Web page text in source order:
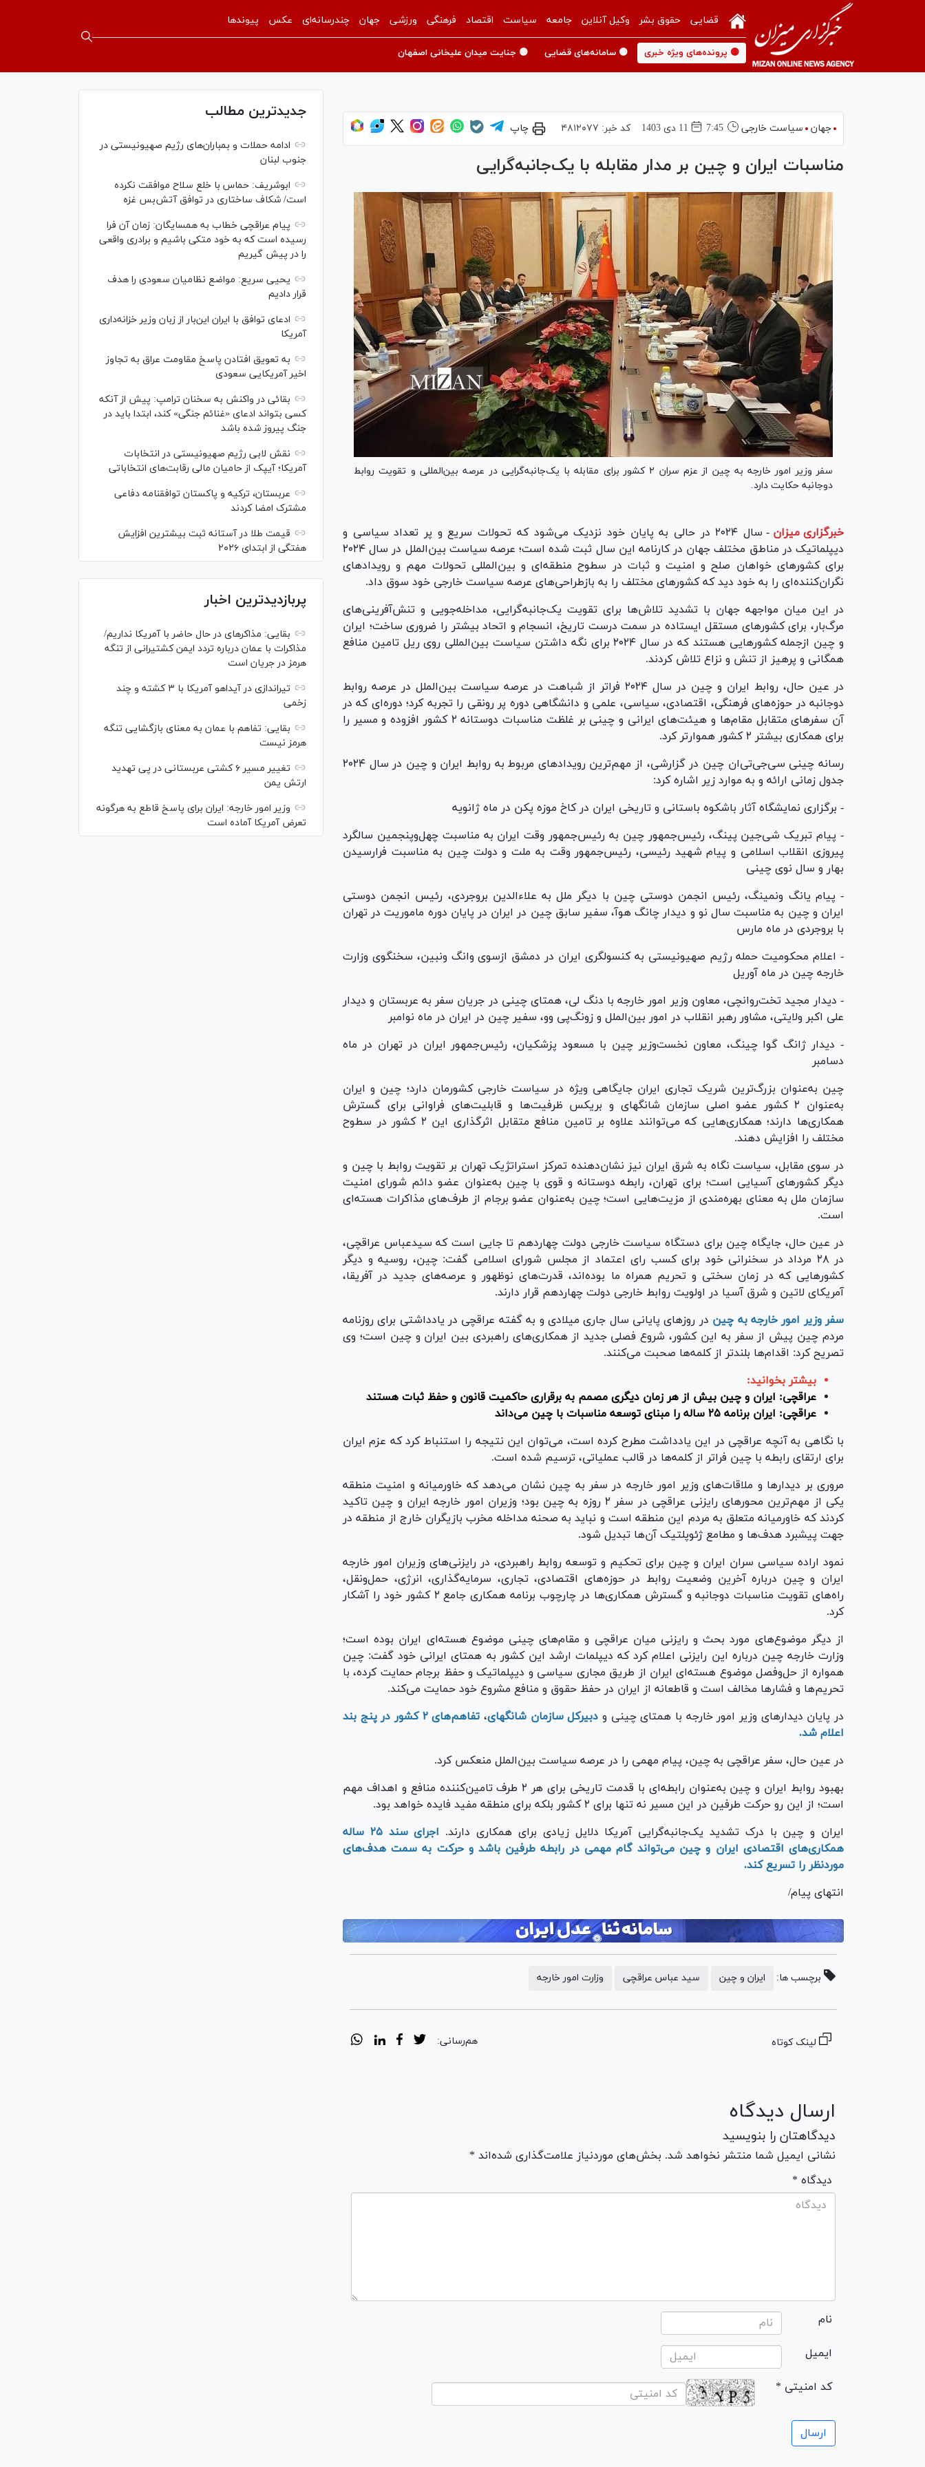
قضایی حقوق بشر وکیل آنلاین جامعه سیاست اقتصاد فرهنگی ورزشی جهان چندرسانه‌ای عکس پیوندها
🟡 پرونده‌های ویژه خبری 🟡 سامانه‌های قضایی 🟡 جنایت میدان علیخانی اصفهان
جهان سیاست خارجی 7:45 11 دی 1403 کد خبر: ۴۸۱۲۰۷۷ چاپ
مناسبات ایران و چین بر مدار مقابله با یک‌جانبه‌گرایی
سفر وزیر امور خارجه به چین از عزم سران ۲ کشور برای مقابله با یک‌جانبه‌گرایی در عرصه بین‌المللی و تقویت روابط
دوجانبه حکایت دارد.
خبرگزاری میزان -
سال ۲۰۲۴ در حالی به پایان خود نزدیک می‌شود که تحولات سریع و پر تعداد سیاسی و
دیپلماتیک در مناطق مختلف جهان در کارنامه این سال ثبت شده است؛ عرصه سیاست بین‌الملل در سال ۲۰۲۴
برای کشور‌های خواهان صلح و امنیت و ثبات در سطوح منطقه‌ای و بین‌المللی تحولات مهم و رویداد‌های
نگران‌کننده‌ای را به خود دید که کشورهای مختلف را به بازطراحی‌های عرصه سیاست خارجی خود سوق داد.
در این میان مواجهه جهان با تشدید تلاش‌ها برای تقویت یک‌جانبه‌گرایی، مداخله‌جویی و تنش‌آفرینی‌های
مرگ‌بار، برای کشور‌های مستقل ایستاده در سمت درست تاریخ، انسجام و اتحاد بیشتر را ضروری ساخت؛ ایران
و چین ازجمله کشور‌هایی هستند که در سال ۲۰۲۴ برای نگه داشتن سیاست بین‌المللی روی ریل تامین منافع
همگانی و پرهیز از تنش و نزاع تلاش کردند.
در عین حال، روابط ایران و چین در سال ۲۰۲۴ فراتر از شباهت در عرصه سیاست بین‌الملل در عرصه روابط
دوجانبه در حوزه‌های فرهنگی، اقتصادی، سیاسی، علمی و دانشگاهی دوره پر رونقی را تجربه کرد؛ دوره‌ای که در
آن سفر‌های متقابل مقام‌ها و هیئت‌های ایرانی و چینی بر غلظت مناسبات دوستانه ۲ کشور افزوده و مسیر را
برای همکاری بیشتر ۲ کشور هموارتر کرد.
رسانه چینی سی‌جی‌تی‌ان چین در گزارشی، از مهم‌ترین رویداد‌های مربوط به روابط ایران و چین در سال ۲۰۲۴
جدول زمانی ارائه و به موارد زیر اشاره کرد:
- برگزاری نمایشگاه آثار باشکوه باستانی و تاریخی ایران در کاخ موزه پکن در ماه ژانویه
- پیام تبریک شی‌جین پینگ، رئیس‌جمهور چین به رئیس‌جمهور وقت ایران به مناسبت چهل‌وپنجمین سالگرد
پیروزی انقلاب اسلامی و پیام شهید رئیسی، رئیس‌جمهور وقت به ملت و دولت چین به مناسبت فرارسیدن
بهار و سال نوی چینی
- پیام یانگ ونمینگ، رئیس انجمن دوستی چین با دیگر ملل به علاءالدین بروجردی، رئیس انجمن دوستی
ایران و چین به مناسبت سال نو و دیدار چانگ هوآ، سفیر سابق چین در ایران در پایان دوره ماموریت در تهران
با بروجردی در ماه مارس
- اعلام محکومیت حمله رژیم صهیونیستی به کنسولگری ایران در دمشق ازسوی وانگ ونبین، سخنگوی وزارت
خارجه چین در ماه آوریل
- دیدار مجید تخت‌روانچی، معاون وزیر امور خارجه با دنگ لی، همتای چینی در جریان سفر به عربستان و دیدار
علی اکبر ولایتی، مشاور رهبر انقلاب در امور بین‌الملل و زونگ‌پی وو، سفیر چین در ایران در ماه نوامبر
- دیدار ژانگ گوا چینگ، معاون نخست‌وزیر چین با مسعود پزشکیان، رئیس‌جمهور ایران در تهران در ماه
دسامبر
چین به‌عنوان بزرگ‌ترین شریک تجاری ایران جایگاهی ویژه در سیاست خارجی کشورمان دارد؛ چین و ایران
به‌عنوان ۲ کشور عضو اصلی سازمان شانگهای و بریکس ظرفیت‌ها و قابلیت‌های فراوانی برای گسترش
همکاری‌ها دارند؛ همکاری‌هایی که می‌توانند علاوه بر تامین منافع متقابل اثرگذاری این ۲ کشور در سطوح
مختلف را افزایش دهند.
در سوی مقابل، سیاست نگاه به شرق ایران نیز نشان‌دهنده تمرکز استراتژیک تهران بر تقویت روابط با چین و
دیگر کشور‌های آسیایی است؛ برای تهران، رابطه دوستانه و قوی با چین به‌عنوان عضو دائم شورای امنیت
سازمان ملل به معنای بهره‌مندی از مزیت‌هایی است؛ چین به‌عنوان عضو برجام از طرف‌های مذاکرات هسته‌ای
است.
در عین حال، جایگاه چین برای دستگاه سیاست خارجی دولت چهاردهم تا جایی است که سیدعباس عراقچی،
در ۲۸ مرداد در سخنرانی خود برای کسب رای اعتماد از مجلس شورای اسلامی گفت: چین، روسیه و دیگر
کشور‌هایی که در زمان سختی و تحریم همراه ما بوده‌اند، قدرت‌های نوظهور و عرصه‌های جدید در آفریقا،
آمریکای لاتین و شرق آسیا در اولویت روابط خارجی دولت چهاردهم قرار دارند.
سفر وزیر امور خارجه به چین در روز‌های پایانی سال جاری میلادی و به گفته عراقچی در یادداشتی برای روزنامه
مردم چین پیش از سفر به این کشور، شروع فصلی جدید از همکاری‌های راهبردی بین ایران و چین است؛ وی
تصریح کرد: اقدام‌ها بلندتر از کلمه‌ها صحبت می‌کنند.
بیشتر بخوانید:
عراقچی: ایران و چین بیش از هر زمان دیگری مصمم به برقراری حاکمیت قانون و حفظ ثبات هستند
عراقچی: ایران برنامه ۲۵ ساله را مبنای توسعه مناسبات با چین می‌داند
با نگاهی به آنچه عراقچی در این یادداشت مطرح کرده است، می‌توان این نتیجه را استنباط کرد که عزم ایران
برای ارتقای رابطه با چین فراتر از کلمه‌ها در قالب عملیاتی، ترسیم شده است.
مروری بر دیدار‌ها و ملاقات‌های وزیر امور خارجه در سفر به چین نشان می‌دهد که خاورمیانه و امنیت منطقه
یکی از مهم‌ترین محور‌های رایزنی عراقچی در سفر ۲ روزه به چین بود؛ وزیران امور خارجه ایران و چین تاکید
کردند که خاورمیانه متعلق به مردم این منطقه است و نباید به صحنه مداخله مخرب بازیگران خارج از منطقه در
جهت پیشبرد هدف‌ها و مطامع ژئوپلتیک آن‌ها تبدیل شود.
نمود اراده سیاسی سران ایران و چین برای تحکیم و توسعه روابط راهبردی، در رایزنی‌های وزیران امور خارجه
ایران و چین درباره آخرین وضعیت روابط در حوزه‌های اقتصادی، تجاری، سرمایه‌گذاری، انرژی، حمل‌ونقل،
راه‌های تقویت مناسبات دوجانبه و گسترش همکاری‌ها در چارچوب برنامه همکاری جامع ۲ کشور خود را آشکار
کرد.
از دیگر موضوع‌های مورد بحث و رایزنی میان عراقچی و مقام‌های چینی موضوع هسته‌ای ایران بوده است؛
وزارت خارجه چین درباره این رایزنی اعلام کرد که دیپلمات ارشد این کشور به همتای ایرانی خود گفت: چین
همواره از حل‌و‌فصل موضوع هسته‌ای ایران از طریق مجاری سیاسی و دیپلماتیک و حفظ برجام حمایت کرده، با
تحریم‌ها و فشار‌ها مخالف است و قاطعانه از ایران در حفظ حقوق و منافع مشروع خود حمایت می‌کند.
در پایان دیدار‌های وزیر امور خارجه با همتای چینی و دبیرکل سازمان شانگهای،
تفاهم‌های ۲ کشور در پنج بند
اعلام شد.
در عین حال، سفر عراقچی به چین، پیام مهمی را در عرصه سیاست بین‌الملل منعکس کرد.
بهبود روابط ایران و چین به‌عنوان رابطه‌ای با قدمت تاریخی برای هر ۲ طرف تامین‌کننده منافع و اهداف مهم
است؛ از این رو حرکت طرفین در این مسیر نه تنها برای ۲ کشور بلکه برای منطقه مفید فایده خواهد بود.
ایران و چین با درک تشدید یک‌جانبه‌گرایی آمریکا دلایل زیادی برای همکاری دارند.
اجرای سند ۲۵ ساله
همکاری‌های اقتصادی ایران و چین می‌تواند گام مهمی در رابطه طرفین باشد و حرکت به سمت هدف‌های
موردنظر را تسریع کند.
انتهای پیام/
برچسب ها: ایران و چین سید عباس عراقچی وزارت امور خارجه
لینک کوتاه هم‌رسانی:
ارسال دیدگاه
دیدگاهتان را بنویسید
نشانی ایمیل شما منتشر نخواهد شد. بخش‌های موردنیاز علامت‌گذاری شده‌اند *
* دیدگاه
نام
ایمیل
* کد امنیتی
جدیدترین مطالب
ادامه حملات و بمباران‌های رژیم صهیونیستی در
جنوب لبنان
ابوشریف: حماس با خلع سلاح موافقت نکرده
است/ شکاف ساختاری در توافق آتش‌‎بس غزه
پیام عراقچی خطاب به همسایگان: زمان آن فرا
رسیده است که به خود متکی باشیم و برادری واقعی
را در پیش گیریم
یحیی سریع: مواضع نظامیان سعودی را هدف
قرار دادیم
ادعای توافق با ایران این‌بار از زبان وزیر خزانه‌داری
آمریکا
به تعویق افتادن پاسخ مقاومت عراق به تجاوز
اخیر آمریکایی سعودی
بقائی در واکنش به سخنان ترامپ: پیش از آنکه
کسی بتواند ادعای «غنائم جنگی» کند، ابتدا باید در
جنگ پیروز شده باشد
نقش لابی رژیم صهیونیستی در انتخابات
آمریکا؛ آیپک از حامیان مالی رقابت‌های انتخاباتی
عربستان، ترکیه و پاکستان توافقنامه دفاعی
مشترک امضا کردند
قیمت طلا در آستانه ثبت بیشترین افزایش
هفتگی از ابتدای ۲۰۲۶
پربازدیدترین اخبار
بقایی: مذاکره‎ای در حال حاضر با آمریکا نداریم/
مذاکرات با عمان درباره تردد ایمن کشتیرانی از تنگه
هرمز در جریان است
تیراندازی در آیداهو آمریکا با ۳ کشته و چند
زخمی
بقایی: تفاهم با عمان به معنای بازگشایی تنگه
هرمز نیست
تغییر مسیر ۶ کشتی عربستانی در پی تهدید
ارتش یمن
وزیر امور خارجه: ایران برای پاسخ قاطع به هرگونه
تعرض آمریکا آماده است